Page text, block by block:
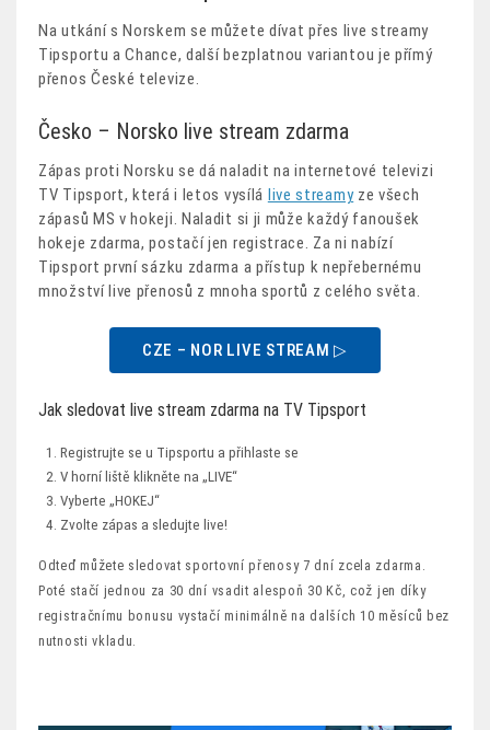
Na utkání s Norskem se můžete dívat přes live streamy
Tipsportu a Chance, další bezplatnou variantou je přímý
přenos České televize.
Česko – Norsko live stream zdarma
Zápas proti Norsku se dá naladit na internetové televizi
TV Tipsport, která i letos vysílá live streamyze všech
zápasů MS v hokeji. Naladit si ji může každý fanoušek
hokeje zdarma, postačí jen registrace. Za ni nabízí
Tipsport první sázku zdarma a přístup k nepřebernému
množství live přenosů z mnoha sportů z celého světa.
CZE – NOR LIVE STREAM ▷
Jak sledovat live stream zdarma na TV Tipsport
Registrujte se u Tipsportu a přihlaste se
V horní liště klikněte na „LIVE“
Vyberte „HOKEJ“
Zvolte zápas a sledujte live!
Odteď můžete sledovat sportovní přenosy 7 dní zcela zdarma.
Poté stačí jednou za 30 dní vsadit alespoň 30 Kč, což jen díky
registračnímu bonusu vystačí minimálně na dalších 10 měsíců bez
nutnosti vkladu.